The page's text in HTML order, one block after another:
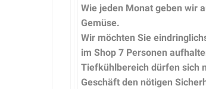
Wie jeden Monat geben wir
Gemüse.
Wir möchten Sie
im Shop 7 Personen
Tiefkühlbereich dürfen sich
Geschäft den nötigen